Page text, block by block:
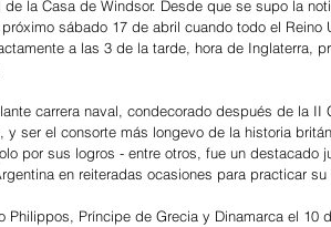
la Casa de Windsor. Desde que se supo la
sábado 17 de abril cuando todo el
a las 3 de la tarde, hora de Inglaterra,
carrera naval, condecorado después de la
y ser el consorte más longevo de la historia
por sus logros - entre otros, fue un
en reiteradas ocasiones para practicar
Philippos, Príncipe de Grecia y Dinamarca el 10